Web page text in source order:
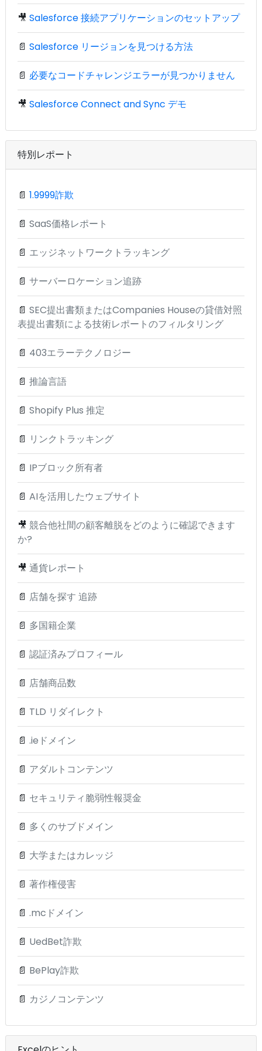
🎥 Salesforce 接続アプリケーションのセットアップ
📄 Salesforce リージョンを見つける方法
📄 必要なコードチャレンジエラーが見つかりません
🎥 Salesforce Connect and Sync デモ
特別レポート
📄 1.9999詐欺
📄 SaaS価格レポート
📄 エッジネットワークトラッキング
📄 サーバーロケーション追跡
📄 SEC提出書類またはCompanies Houseの貸借対照
表提出書類による技術レポートのフィルタリング
📄 403エラーテクノロジー
📄 推論言語
📄 Shopify Plus 推定
📄 リンクトラッキング
📄 IPブロック所有者
📄 AIを活用したウェブサイト
🎥 競合他社間の顧客離脱をどのように確認できます
か?
🎥 通貨レポート
📄 店舗を探す 追跡
📄 多国籍企業
📄 認証済みプロフィール
📄 店舗商品数
📄 TLD リダイレクト
📄 .ieドメイン
📄 アダルトコンテンツ
📄 セキュリティ脆弱性報奨金
📄 多くのサブドメイン
📄 大学またはカレッジ
📄 著作権侵害
📄 .mcドメイン
📄 UedBet詐欺
📄 BePlay詐欺
📄 カジノコンテンツ